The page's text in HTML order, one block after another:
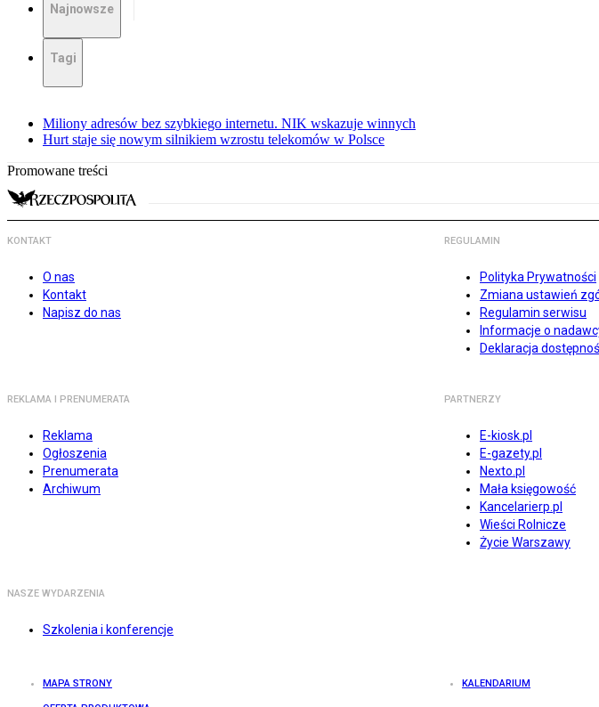
Najnowsze
Tagi
Miliony adresów bez szybkiego internetu. NIK wskazuje winnych
Hurt staje się nowym silnikiem wzrostu telekomów w Polsce
Promowane treści
KONTAKT
O nas
Kontakt
Napisz do nas
REGULAMIN
Polityka Prywatności
Zmiana ustawień
Regulamin serwisu
Informacje o
Deklaracja
REKLAMA I PRENUMERATA
Reklama
Ogłoszenia
Prenumerata
Archiwum
PARTNERZY
E-kiosk.pl
E-gazety.pl
Nexto.pl
Mała księgowość
Kancelarierp.pl
Wieści Rolnicze
Życie Warszawy
NASZE WYDARZENIA
Szkolenia i konferencje
MAPA STRONY KALENDARIUM